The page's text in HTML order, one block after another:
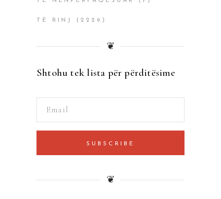
TË RINJ (2229)
❦
Shtohu tek lista për përditësime
SUBSCRIBE
❦